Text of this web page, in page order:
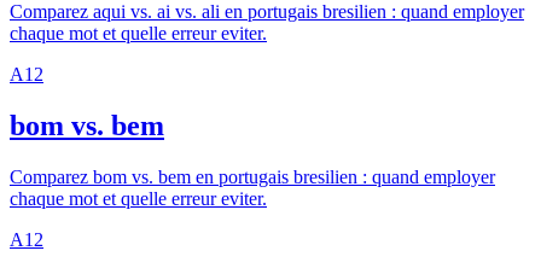
Comparez aqui vs. ai vs. ali en portugais bresilien : quand employer
chaque mot et quelle erreur eviter.
A1 2
bom vs. bem
Comparez bom vs. bem en portugais bresilien : quand employer
chaque mot et quelle erreur eviter.
A1 2